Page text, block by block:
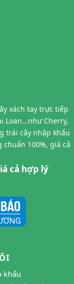
xách tay trực tiếp
Loan...như Cherry,
trái cây nhập khẩu
100%, giá cả
cả hợp lý
khẩu